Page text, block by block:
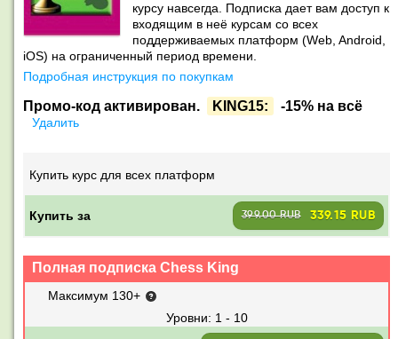
курсу навсегда. Подписка дает вам доступ к
входящим в неё курсам со всех
поддерживаемых платформ (Web, Android,
iOS) на ограниченный период времени.
Подробная инструкция по покупкам
Промо-код активирован. KING15: -15% на всё
Удалить
Купить курс для всех платформ
Купить за 399.00 RUB 339.15 RUB
Полная подписка Chess King
Максимум 130+
1 - 10